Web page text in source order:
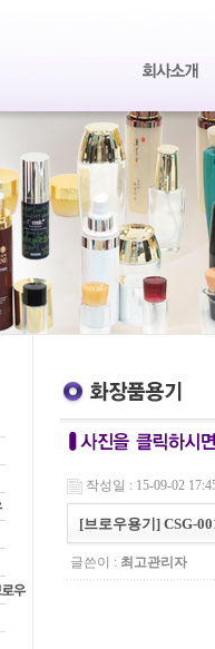
작성일 : 15-09-02
[브로우용기] CSG-
글쓴이 : 최고관리자